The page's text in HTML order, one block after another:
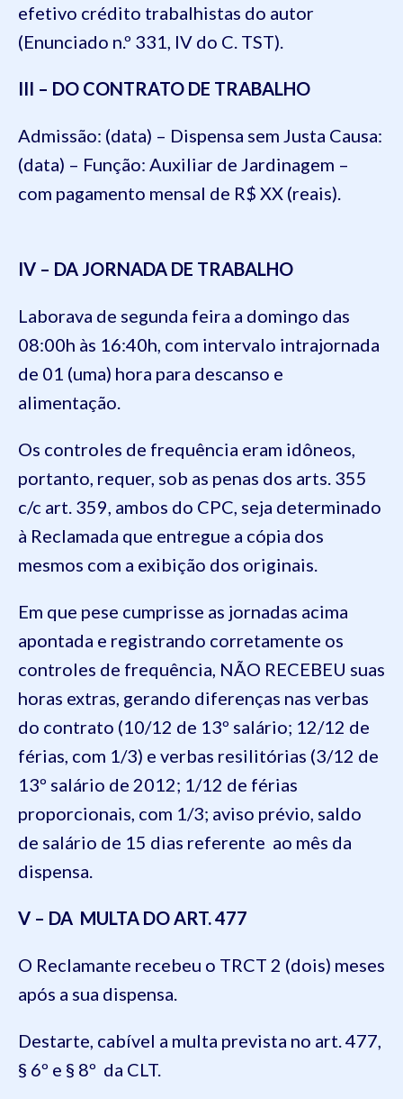
efetivo crédito trabalhistas do autor
(Enunciado n.º 331, IV do C. TST).
III – DO CONTRATO DE TRABALHO
Admissão: (data) – Dispensa sem Justa Causa:
(data) – Função: Auxiliar de Jardinagem –
com pagamento mensal de R$ XX (reais).
IV – DA JORNADA DE TRABALHO
Laborava de segunda feira a domingo das
08:00h às 16:40h, com intervalo intrajornada
de 01 (uma) hora para descanso e
alimentação.
Os controles de frequência eram idôneos,
portanto, requer, sob as penas dos arts. 355
c/c art. 359, ambos do CPC, seja determinado
à Reclamada que entregue a cópia dos
mesmos com a exibição dos originais.
Em que pese cumprisse as jornadas acima
apontada e registrando corretamente os
controles de frequência, NÃO RECEBEU suas
horas extras, gerando diferenças nas verbas
do contrato (10/12 de 13º salário; 12/12 de
férias, com 1/3) e verbas resilitórias (3/12 de
13º salário de 2012; 1/12 de férias
proporcionais, com 1/3; aviso prévio, saldo
de salário de 15 dias referente ao mês da
dispensa.
V – DA MULTA DO ART. 477
O Reclamante recebeu o TRCT 2 (dois) meses
após a sua dispensa.
Destarte, cabível a multa prevista no art. 477,
§ 6º e § 8º da CLT.